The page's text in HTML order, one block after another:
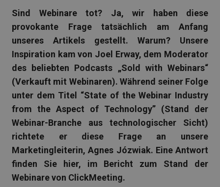
Sind Webinare tot? Ja, wir haben diese
provokante Frage tatsächlich am Anfang
unseres Artikels gestellt. Warum? Unsere
Inspiration kam von Joel Erway, dem Moderator
des beliebten Podcasts „Sold with Webinars“
(Verkauft mit Webinaren). Während seiner Folge
unter dem Titel “State of the Webinar Industry
from the Aspect of Technology” (Stand der
Webinar-Branche aus technologischer Sicht)
richtete er diese Frage an unsere
Marketingleiterin, Agnes Józwiak. Eine Antwort
finden Sie hier, im Bericht zum Stand der
Webinare von ClickMeeting.